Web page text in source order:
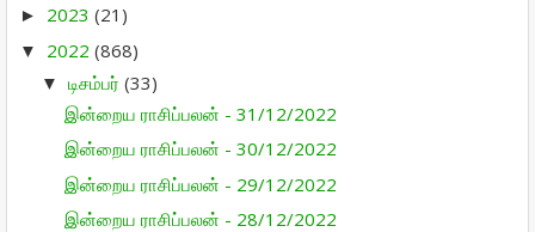
► 2023 (21)
▼ 2022 (868)
▼ டிசம்பர் (33)
இன்றைய ராசிப்பலன் - 31/12/2022
இன்றைய ராசிப்பலன் - 30/12/2022
இன்றைய ராசிப்பலன் - 29/12/2022
இன்றைய ராசிப்பலன் - 28/12/2022